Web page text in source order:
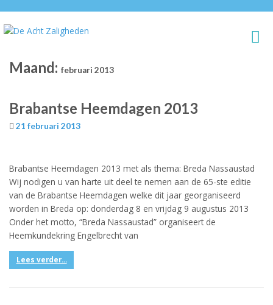
Maand: februari 2013
Brabantse Heemdagen 2013
21 februari 2013
Brabantse Heemdagen 2013 met als thema: Breda Nassaustad
Wij nodigen u van harte uit deel te nemen aan de 65-ste editie
van de Brabantse Heemdagen welke dit jaar georganiseerd
worden in Breda op: donderdag 8 en vrijdag 9 augustus 2013
Onder het motto, “Breda Nassaustad” organiseert de
Heemkundekring Engelbrecht van
Lees verder...